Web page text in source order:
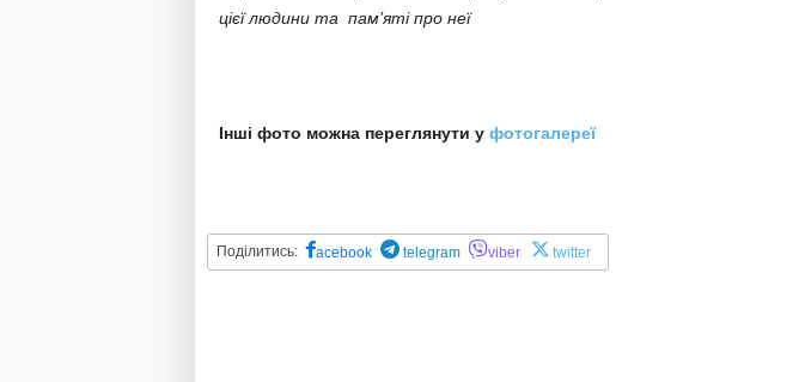
цієї людини та пам’яті про неї
Інші фото можна переглянути у фотогалереї
Поділитись: acebook telegram viber twitter